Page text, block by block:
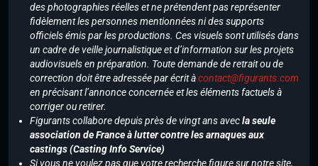
des photographies réelles et ne prétendent pas représenter
fidèlement les personnes mentionnées ni des supports
officiels émis par les productions. Ces visuels sont utilisés dans
un cadre de veille journalistique et d’information sur les projets
audiovisuels en préparation. Toute demande de retrait ou de
correction doit être adressée par écrit àcontact@figurants.com
en précisant l’annonce concernée et les éléments factuels à
corriger ou retirer.
Figurants collabore depuis près de vingt ans avecla seule
association de France à lutter contre les arnaques aux
castings (Casting Info Service)
Si vous ne voulez pas que votre recherche figure sur notre site,